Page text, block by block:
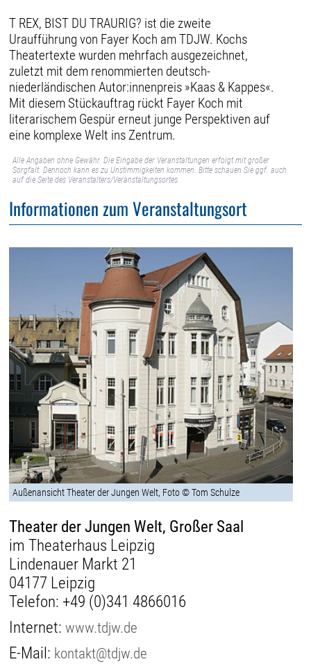
T REX, BIST DU TRAURIG? ist die zweite
Uraufführung von Fayer Koch am TDJW. Kochs
Theatertexte wurden mehrfach ausgezeichnet,
zuletzt mit dem renommierten deutsch-
niederländischen Autor:innenpreis »Kaas & Kappes«.
Mit diesem Stückauftrag rückt Fayer Koch mit
literarischem Gespür erneut junge Perspektiven auf
eine komplexe Welt ins Zentrum.
Alle Angaben ohne Gewähr. Die Eingabe der Veranstaltungen erfolgt mit großer
Sorgfalt. Dennoch kann es zu Unstimmigkeiten kommen. Bitte schauen Sie ggf. auch
auf die Seite des Veranstalters/Veranstaltungsortes.
Informationen zum Veranstaltungsort
Außenansicht Theater der Jungen Welt, Foto © Tom Schulze
Theater der Jungen Welt, Großer Saal
im Theaterhaus Leipzig
Lindenauer Markt 21
04177 Leipzig
Telefon: +49 (0)341 4866016
Internet:www.tdjw.de
E-Mail: kontakt@tdjw.de